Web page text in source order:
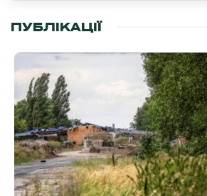
ПУБЛІКАЦІЇ